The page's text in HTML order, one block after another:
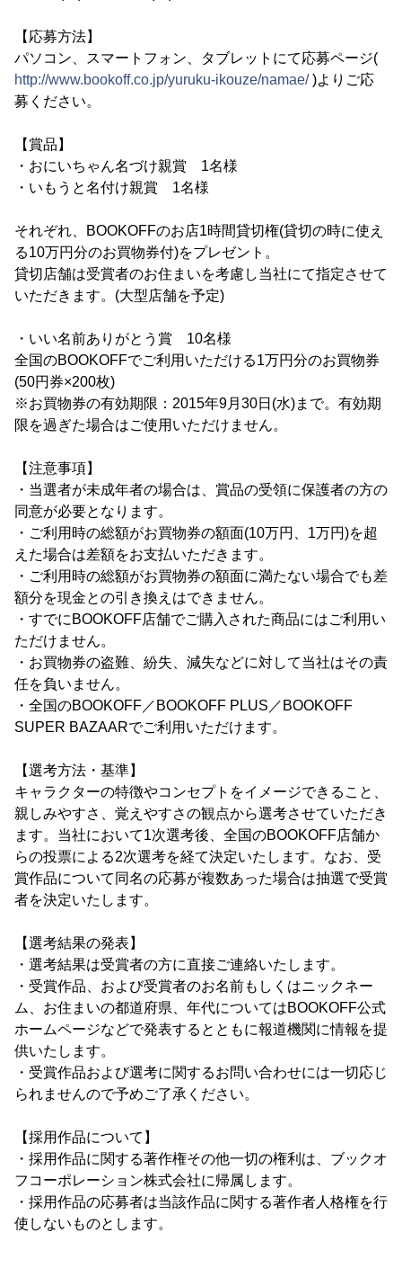
【応募方法】
パソコン、スマートフォン、タブレットにて応募ページ(
http://www.bookoff.co.jp/yuruku-ikouze/namae/)よりご応
募ください。
【賞品】
・おにいちゃん名づけ親賞 1名様
・いもうと名付け親賞 1名様
それぞれ、BOOKOFFのお店1時間貸切権(貸切の時に使え
る10万円分のお買物券付)をプレゼント。
貸切店舗は受賞者のお住まいを考慮し当社にて指定させて
いただきます。(大型店舗を予定)
・いい名前ありがとう賞 10名様
全国のBOOKOFFでご利用いただける1万円分のお買物券
(50円券×200枚)
※お買物券の有効期限：2015年9月30日(水)まで。有効期
限を過ぎた場合はご使用いただけません。
【注意事項】
・当選者が未成年者の場合は、賞品の受領に保護者の方の
同意が必要となります。
・ご利用時の総額がお買物券の額面(10万円、1万円)を超
えた場合は差額をお支払いただきます。
・ご利用時の総額がお買物券の額面に満たない場合でも差
額分を現金との引き換えはできません。
・すでにBOOKOFF店舗でご購入された商品にはご利用い
ただけません。
・お買物券の盗難、紛失、減失などに対して当社はその責
任を負いません。
・全国のBOOKOFF／BOOKOFF PLUS／BOOKOFF
SUPER BAZAARでご利用いただけます。
【選考方法・基準】
キャラクターの特徴やコンセプトをイメージできること、
親しみやすさ、覚えやすさの観点から選考させていただき
ます。当社において1次選考後、全国のBOOKOFF店舗か
らの投票による2次選考を経て決定いたします。なお、受
賞作品について同名の応募が複数あった場合は抽選で受賞
者を決定いたします。
【選考結果の発表】
・選考結果は受賞者の方に直接ご連絡いたします。
・受賞作品、および受賞者のお名前もしくはニックネー
ム、お住まいの都道府県、年代についてはBOOKOFF公式
ホームページなどで発表するとともに報道機関に情報を提
供いたします。
・受賞作品および選考に関するお問い合わせには一切応じ
られませんので予めご了承ください。
【採用作品について】
・採用作品に関する著作権その他一切の権利は、ブックオ
フコーポレーション株式会社に帰属します。
・採用作品の応募者は当該作品に関する著作者人格権を行
使しないものとします。